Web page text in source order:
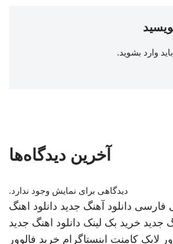
وارد بشوید.
آخرین دیدگاه‌ها
دیدگاهی برای نمایش وجود ندارد.
فارسی دانلود آهنگ جدید دانلود اهنگ
جدید خرید بک لینک دانلود اهنگ جدید
لایک کامنت اینستاگرام خرید فالوور